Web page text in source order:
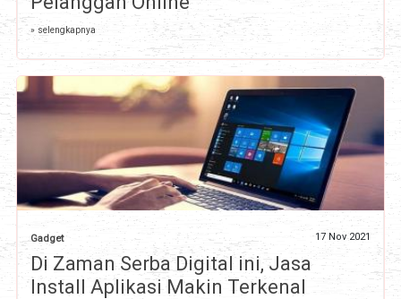
» selengkapnya
Gadget 17 Nov 2021
Di Zaman Serba Digital ini, Jasa
Install Aplikasi Makin Terkenal